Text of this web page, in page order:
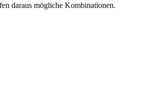
daraus mögliche Kombinationen.